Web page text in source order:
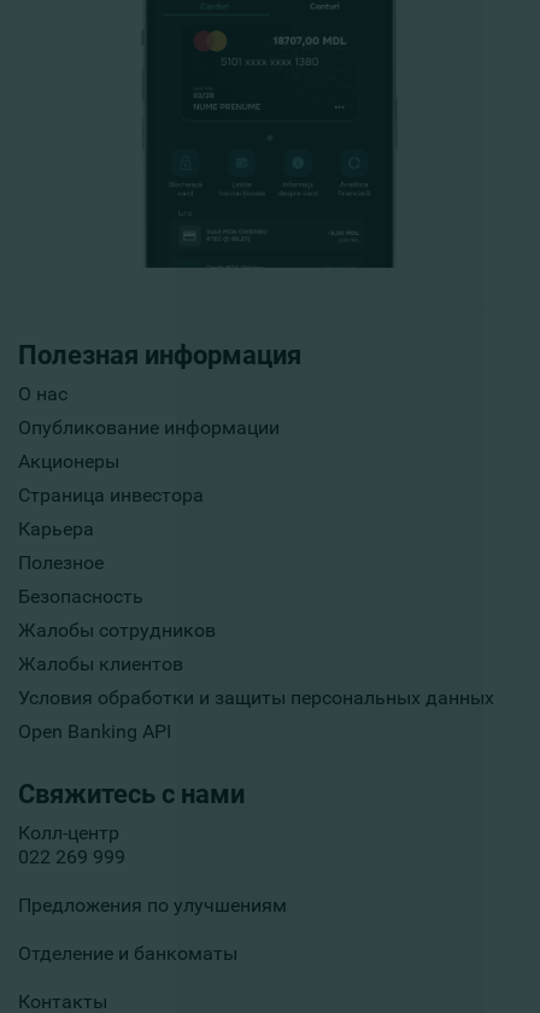
Полезная информация
О нас
Опубликование информации
Акционеры
Страница инвестора
Карьера
Полезное
Безопасность
Жалобы сотрудников
Жалобы клиентов
Условия обработки и защиты персональных данных
Open Banking API
Свяжитесь с нами
Колл-центр
022 269 999
Предложения по улучшениям
Отделение и банкоматы
Контакты